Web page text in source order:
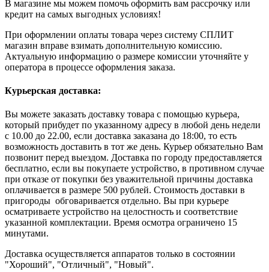
В магазине мы можем помочь оформить вам рассрочку или
кредит на самых выгодных условиях!
При оформлении оплаты товара через систему СПЛИТ
магазин вправе взимать дополнительную комиссию.
Актуальную информацию о размере комиссии уточняйте у
оператора в процессе оформления заказа.
Курьерская доставка:
Вы можете заказать доставку товара с помощью курьера,
который прибудет по указанному адресу в любой день недели
с 10.00 до 22.00, если доставка заказана до 18:00, то есть
возможность доставить в тот же день. Курьер обязательно Вам
позвонит перед выездом. Доставка по городу предоставляется
бесплатно, если вы покупаете устройство, в противном случае
при отказе от покупки без уважительной причины доставка
оплачивается в размере 500 рублей. Стоимость доставки в
пригороды обговаривается отдельно. Вы при курьере
осматриваете устройство на целостность и соответствие
указанной комплектации. Время осмотра ограничено 15
минутами.
Доставка осуществляется аппаратов только в состоянии
"Хороший", "Отличный", "Новый".